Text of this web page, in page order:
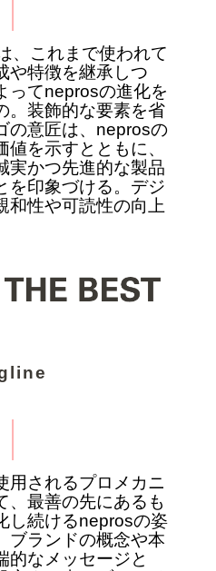
、これまで使われて
や特徴を継承しつ
ってneprosの進化を
。装飾的な要素を省
の意匠は、neprosの
を示すとともに、
実かつ先進的な製品
を印象づける。デジ
和性や可読性の向上
用されるプロメカニ
、最善の先にあるも
し続けるneprosの姿
ブランドの概念や本
的なメッセージと